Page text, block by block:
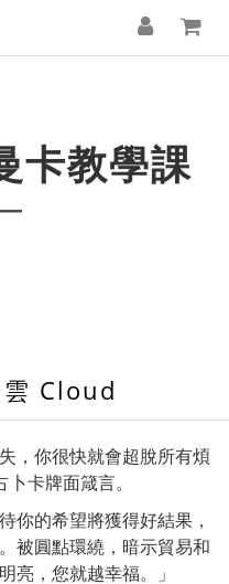
卡教學課
Cloud
，你很快就會超脫所有煩
卡牌面箴言。
你的希望將獲得好結果，
被圓點環繞，暗示貿易和
亮，您就越幸福。」